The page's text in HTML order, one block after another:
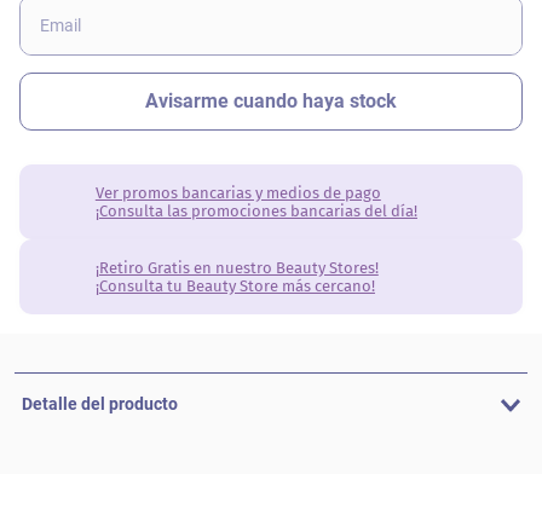
Ver promos bancarias y medios de pago
¡Consulta las promociones bancarias del día!
¡Retiro Gratis en nuestro Beauty Stores!
¡Consulta tu Beauty Store más cercano!
Detalle del producto